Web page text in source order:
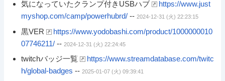
気になっていたクランプ付きUSBハブ
https://www.just
myshop.com/camp/powerhubrd/ -- 2024-12-31 (火) 22:23:15
黒VER
https://www.yodobashi.com/product/1000000010
07746211/ -- 2024-12-31 (火) 22:24:45
twitchバッジ一覧
https://www.streamdatabase.com/twitc
h/global-badges -- 2025-01-07 (火) 09:39:41